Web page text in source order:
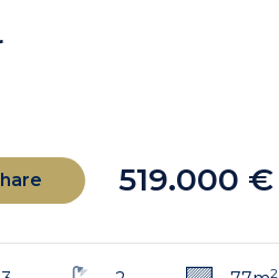
519.000 €
2